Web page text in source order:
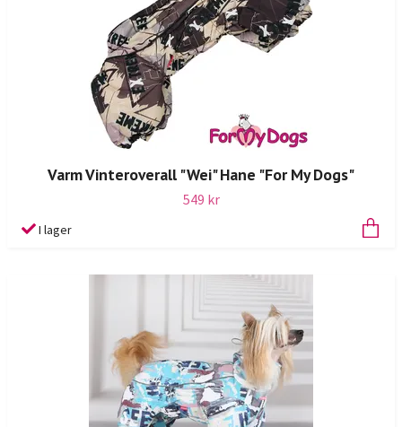
Varm Vinteroverall "Wei" Hane "For My Dogs"
549 kr
I lager